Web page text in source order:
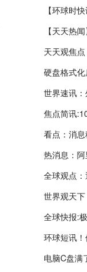
【环球时
【天天热
天天观焦
硬盘格式
世界速讯
焦点简讯
看点：消
热消息：
全球观点
世界观天
全球快报:
环球短讯
电脑C盘满